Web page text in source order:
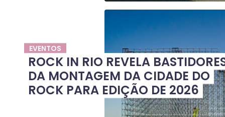
EVENTOS
ROCK IN RIO REVELA
DA MONTAGEM DA CIDADE DO
ROCK PARA EDIÇÃO DE 2026